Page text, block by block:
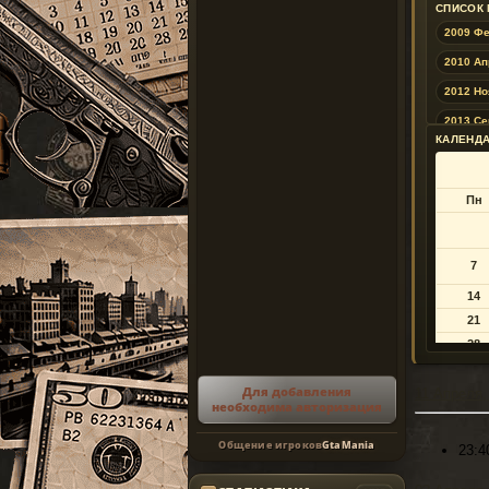
Для добавления
необходима авторизация
Общение игроковGtaMania
СПИСОК
2009
2010
2012
2013
2018
2021
2021
2022
2023
2024
Пн
7
14
21
28